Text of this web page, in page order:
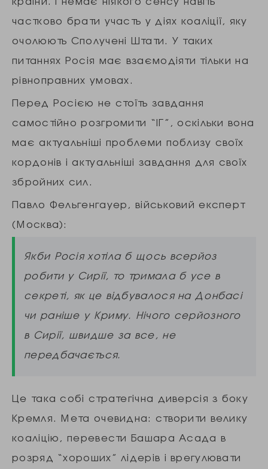
частково брати участь у діях коаліції, яку
очолюють Сполучені Штати. У таких
питаннях Росія має взаємодіяти тільки на
рівноправних умовах.
Перед Росією не стоїть завдання
самостійно розгромити “ІГ”, оскільки вона
має актуальніші проблеми поблизу своїх
кордонів і актуальніші завдання для своїх
збройних сил.
Павло Фельгенгауер, військовий експерт
(Москва):
Якби Росія хотіла б щось всерйоз
робити у Сирії, то тримала б усе в
секреті, як це відбувалося на Донбасі
чи раніше у Криму. Нічого серйозного
в Сирії, швидше за все, не
передбачається.
Це така собі стратегічна диверсія з боку
Кремля. Мета очевидна: створити велику
коаліцію, перевести Башара Асада в
розряд “хороших” лідерів і врегулювати